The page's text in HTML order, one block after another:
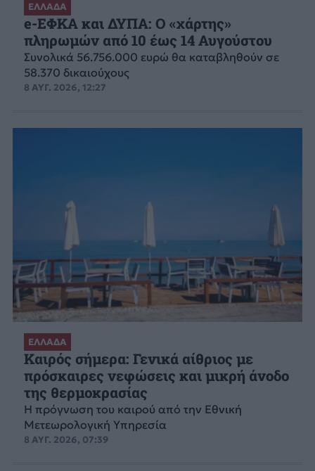
ΕΛΛΑΔΑ
e-ΕΦΚΑ και ΔΥΠΑ: Ο «χάρτης»
πληρωμών από 10 έως 14 Αυγούστου
Συνολικά 56.756.000 ευρώ θα καταβληθούν σε
58.370 δικαιούχους
8 ΑΥΓ. 2026, 12:27
ΕΛΛΑΔΑ
Καιρός σήμερα: Γενικά αίθριος με
πρόσκαιρες νεφώσεις και μικρή άνοδο
της θερμοκρασίας
Η πρόγνωση του καιρού από την Εθνική
Μετεωρολογική Υπηρεσία
8 ΑΥΓ. 2026, 07:39